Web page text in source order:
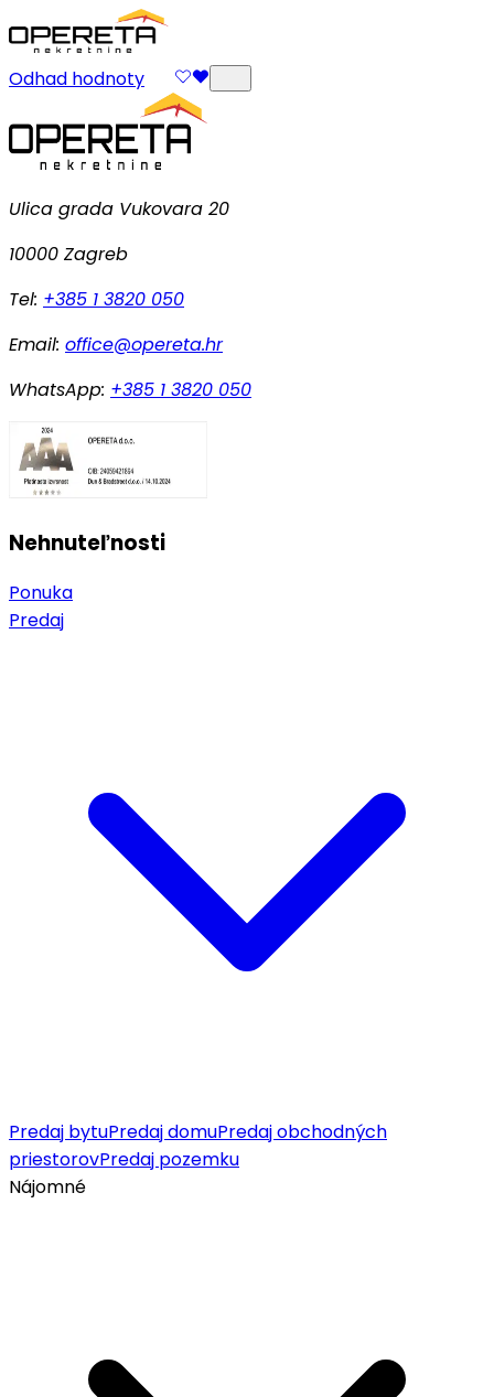
Odhad hodnoty
Ulica grada Vukovara 20
10000 Zagreb
Tel: +385 1 3820 050
Email: office@opereta.hr
WhatsApp: +385 1 3820 050
Nehnuteľnosti
Ponuka
Predaj
Predaj bytuPredaj domuPredaj obchodných
priestorovPredaj pozemku
Nájomné